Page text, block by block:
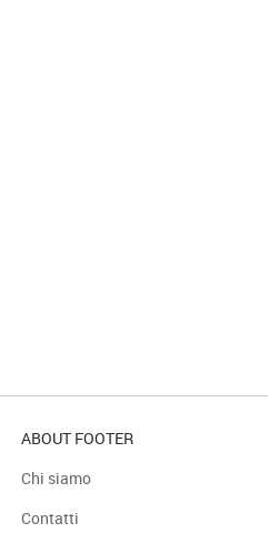
ABOUT FOOTER
Chi siamo
Contatti